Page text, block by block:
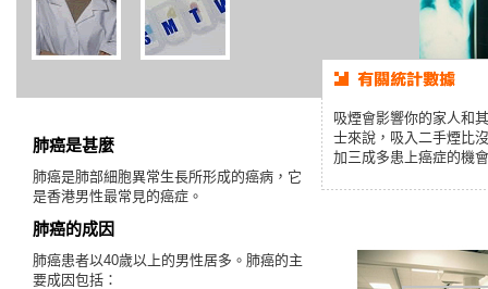
肺癌是甚麼
肺癌是肺部細胞異常生長所形成的癌病，它
是香港男性最常見的癌症。
肺癌的成因
肺癌患者以40歲以上的男性居多。肺癌的主
要成因包括：
吸煙會影響你的家人和
士來說，吸入二手煙比
加三成多患上癌症的機